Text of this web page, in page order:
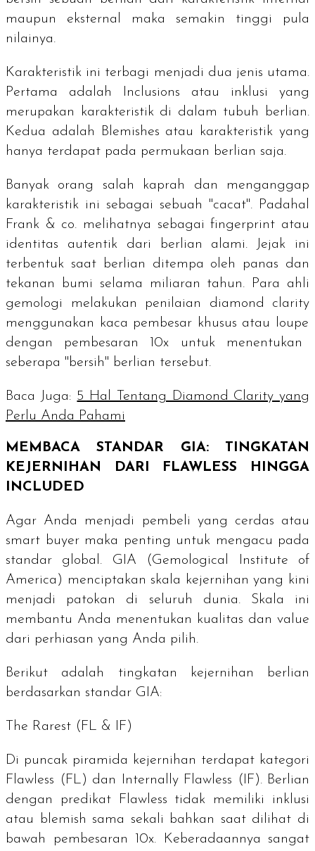
maupun eksternal maka semakin tinggi pula
nilainya.
Karakteristik ini terbagi menjadi dua jenis utama.
Pertama adalah Inclusions atau inklusi yang
merupakan karakteristik di dalam tubuh berlian.
Kedua adalah
Blemishes atau karakteristik yang
hanya terdapat pada permukaan berlian saja.
Banyak orang salah kaprah dan menganggap
karakteristik ini sebagai sebuah "cacat". Padahal
Frank & co. melihatnya sebagaifingerprint atau
identitas autentik dari berlian alami. Jejak ini
terbentuk saat berlian ditempa oleh panas dan
tekanan bumi selama miliaran tahun. Para ahli
gemologi melakukan penilaian diamond clarity
menggunakan kaca pembesar khusus atau loupe
dengan pembesaran 10x untuk menentukan
seberapa "bersih" berlian tersebut.
Baca Juga: 5 Hal Tentang Diamond Clarity yang
Perlu Anda Pahami
MEMBACA STANDAR GIA: TINGKATAN
KEJERNIHAN DARI
FLAWLESS
HINGGA
INCLUDED
Agar Anda menjadi pembeli yang cerdas atau
smart buyermaka penting untuk mengacu pada
standar global. GIA (Gemological Institute of
America ) menciptakan skala kejernihan yang kini
menjadi patokan di seluruh dunia. Skala ini
membantu Anda menentukan kualitas dan value
dari perhiasan yang Anda pilih.
Berikut adalah tingkatan kejernihan berlian
berdasarkan standar GIA:
The Rarest (FL & IF)
Di puncak piramida kejernihan terdapat kategori
Flawless (FL) dan Internally Flawless (IF). Berlian
dengan predikat
Flawless tidak memiliki inklusi
atau
blemish sama sekali bahkan saat dilihat di
bawah pembesaran 10x. Keberadaannya sangat